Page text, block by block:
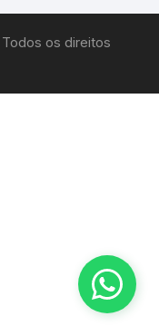
os direitos